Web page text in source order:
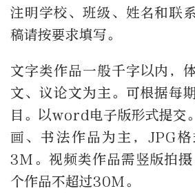
注明学校、班级、姓名和联
稿请按要求填写。
文字类作品一般千字以内，
文、议论文为主。可根据每
目。以word电子版形式提交
画、书法作品为主，JPG
3M。视频类作品需竖版拍
个作品不超过30M。